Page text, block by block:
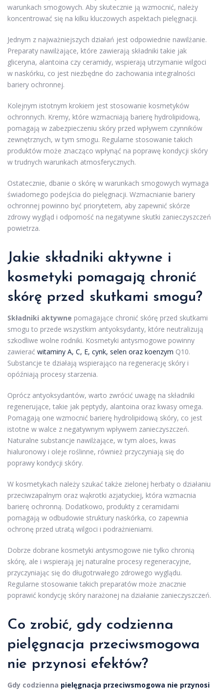
warunkach smogowych. Aby skutecznie ją wzmocnić, należy
koncentrować się na kilku kluczowych aspektach pielęgnacji.
Jednym z najważniejszych działań jest odpowiednie nawilżanie.
Preparaty nawilżające, które zawierają składniki takie jak
gliceryna, alantoina czy ceramidy, wspierają utrzymanie wilgoci
w naskórku, co jest niezbędne do zachowania integralności
bariery ochronnej.
Kolejnym istotnym krokiem jest stosowanie kosmetyków
ochronnych. Kremy, które wzmacniają barierę hydrolipidową,
pomagają w zabezpieczeniu skóry przed wpływem czynników
zewnętrznych, w tym smogu. Regularne stosowanie takich
produktów może znacząco wpłynąć na poprawę kondycji skóry
w trudnych warunkach atmosferycznych.
Ostatecznie, dbanie o skórę w warunkach smogowych wymaga
świadomego podejścia do pielęgnacji. Wzmacnianie bariery
ochronnej powinno być priorytetem, aby zapewnić skórze
zdrowy wygląd i odporność na negatywne skutki zanieczyszczeń
powietrza.
Jakie składniki aktywne i
kosmetyki pomagają chronić
skórę przed skutkami smogu?
Składniki aktywne pomagające chronić skórę przed skutkami
smogu to przede wszystkim antyoksydanty, które neutralizują
szkodliwe wolne rodniki. Kosmetyki antysmogowe powinny
zawierać witaminy A, C, E, cynk, selen oraz koenzym Q10.
Substancje te działają wspierająco na regenerację skóry i
opóźniają procesy starzenia.
Oprócz antyoksydantów, warto zwrócić uwagę na składniki
regenerujące, takie jak peptydy, alantoina oraz kwasy omega.
Pomagają one wzmocnić barierę hydrolipidową skóry, co jest
istotne w walce z negatywnym wpływem zanieczyszczeń.
Naturalne substancje nawilżające, w tym aloes, kwas
hialuronowy i oleje roślinne, również przyczyniają się do
poprawy kondycji skóry.
W kosmetykach należy szukać także zielonej herbaty o działaniu
przeciwzapalnym oraz wąkrotki azjatyckiej, która wzmacnia
barierę ochronną. Dodatkowo, produkty z ceramidami
pomagają w odbudowie struktury naskórka, co zapewnia
ochronę przed utratą wilgoci i podrażnieniami.
Dobrze dobrane kosmetyki antysmogowe nie tylko chronią
skórę, ale i wspierają jej naturalne procesy regeneracyjne,
przyczyniając się do długotrwałego zdrowego wyglądu.
Regularne stosowanie takich preparatów może znacznie
poprawić kondycję skóry narażonej na działanie zanieczyszczeń.
Co zrobić, gdy codzienna
pielęgnacja przeciwsmogowa
nie przynosi efektów?
Gdy codzienna pielęgnacja przeciwsmogowa nie przynosi